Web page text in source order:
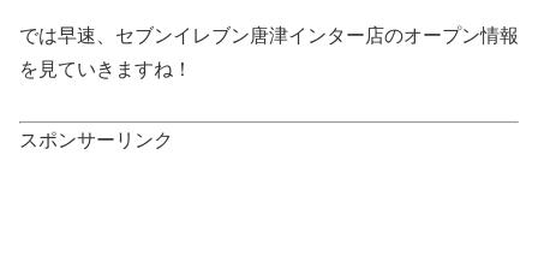
では早速、セブンイレブン唐津インター店のオープン情報
を見ていきますね！
スポンサーリンク